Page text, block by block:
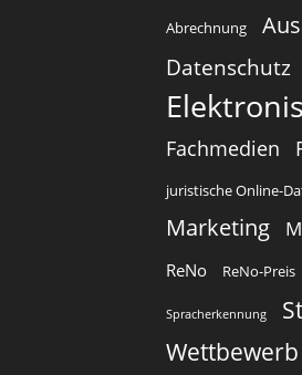
Abrechnung
Datenschutz
Fachmedien
juristische Online-
Marketing
ReNo ReNo-Preis
Spracherkennung
Wettbewerb